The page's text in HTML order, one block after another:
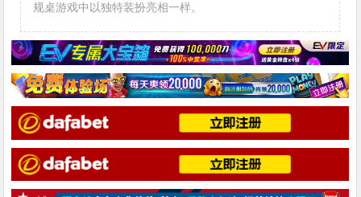
规桌游戏中以独特装扮亮相一样。